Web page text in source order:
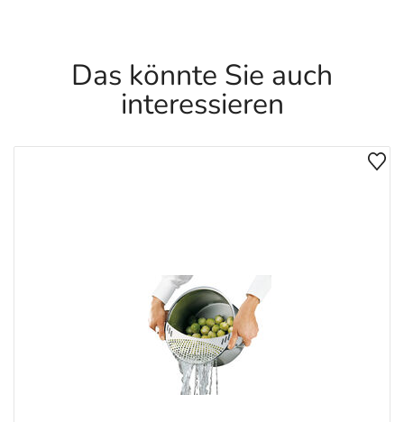
Das könnte Sie auch
interessieren